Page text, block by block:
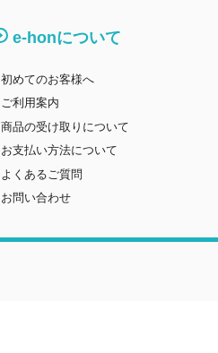
e-honについて
初めてのお客様へ
ご利用案内
商品の受け取りについて
お支払い方法について
よくあるご質問
お問い合わせ